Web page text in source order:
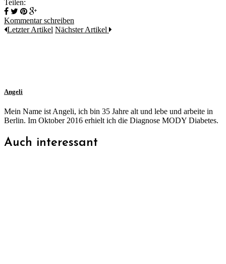
Teilen:
Kommentar schreiben
Letzter Artikel Nächster Artikel
Angeli
Mein Name ist Angeli, ich bin 35 Jahre alt und lebe und arbeite in
Berlin. Im Oktober 2016 erhielt ich die Diagnose MODY Diabetes.
Auch interessant